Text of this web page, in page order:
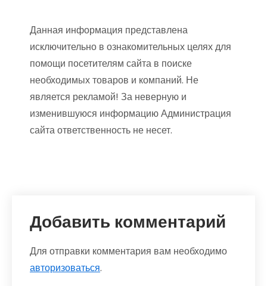
Данная информация представлена
исключительно в ознакомительных целях для
помощи посетителям сайта в поиске
необходимых товаров и компаний. Не
является рекламой! За неверную и
изменившуюся информацию Администрация
сайта ответственность не несет.
Добавить комментарий
Для отправки комментария вам необходимо
авторизоваться.